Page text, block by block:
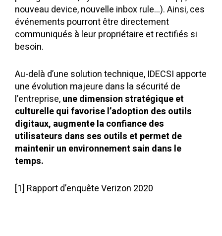
nouveau device, nouvelle inbox rule…). Ainsi, ces
événements pourront être directement
communiqués à leur propriétaire et rectifiés si
besoin.
Au-delà d’une solution technique, IDECSI apporte
une évolution majeure dans la sécurité de
l’entreprise,une dimension stratégique et
culturelle qui favorise l’adoption des outils
digitaux, augmente la confiance des
utilisateurs dans ses outils et permet de
maintenir un environnement sain dans le
temps.
[1] Rapport d’enquête Verizon 2020